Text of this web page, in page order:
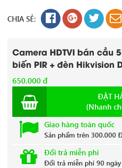
CHIA SẺ:
Camera HDTVI bán cầu
biến PIR + đèn Hikvision
650.000 đ
ĐẶT
(Nhanh
Giao hàng toàn quốc
Sản phẩm trên 300.000
Đổi trả miễn phí
Đổi trả miễn phí 90 ngày